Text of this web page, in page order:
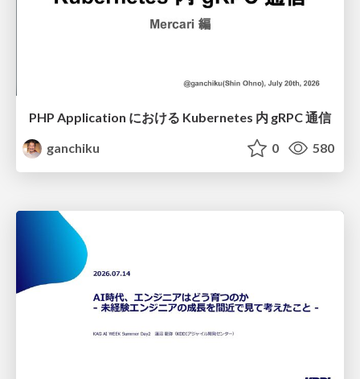
PHP Application における Kubernetes 内 gRPC 通信
ganchiku
0 580